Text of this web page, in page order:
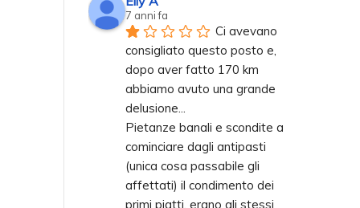
7 anni fa
Ci avevano
consigliato questo posto e,
dopo aver fatto 170 km
abbiamo avuto una grande
delusione...
Pietanze banali e scondite a
cominciare dagli antipasti
(unica cosa passabile gli
affettati) il condimento dei
primi piatti, erano gli stessi